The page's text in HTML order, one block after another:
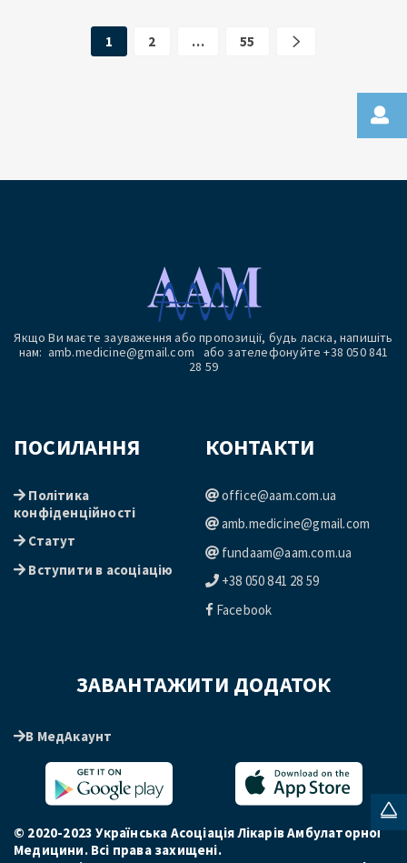
1 2 … 55
Якщо Ви маєте зауваження або пропозиції, будь ласка, напишіть
нам: amb.medicine@gmail.com або зателефонуйте +38 050 841
28 59
ПОСИЛАННЯ
Політика
конфіденційності
Статут
Вступити в асоціацію
КОНТАКТИ
office@aam.com.ua
amb.medicine@gmail.com
fundaam@aam.com.ua
+38 050 841 28 59
Facebook
ЗАВАНТАЖИТИ ДОДАТОК
В МедАкаунт
© 2020-2023 Українська Асоціація Лікарів Амбулаторної
Медицини. Всі права захищені.